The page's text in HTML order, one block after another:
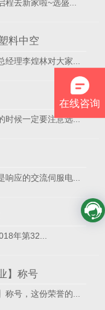
程去新家啦~选盛...
【详细】
料中空
理李煌林对大家...
【详细】
时候一定要注意选...
【详细】
应的交流伺服电...
【详细】
年第32...
】称号
称号，这份荣誉的...
【详细】
在线咨询